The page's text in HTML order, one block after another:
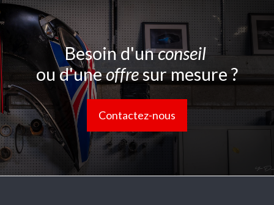
Besoin d'unconseil
ou d'uneoffresur mesure ?
Contactez-nous